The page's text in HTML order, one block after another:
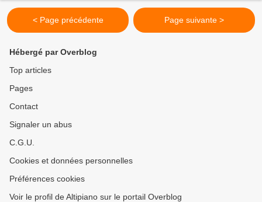
< Page précédente Page suivante >
Hébergé par Overblog
Top articles
Pages
Contact
Signaler un abus
C.G.U.
Cookies et données personnelles
Préférences cookies
Voir le profil de Altipiano sur le portail Overblog